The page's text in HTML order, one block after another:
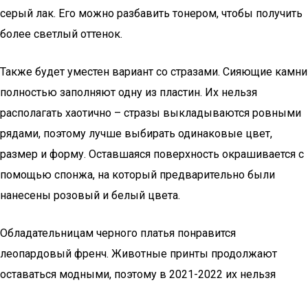
серый лак. Его можно разбавить тонером, чтобы получить
более светлый оттенок.
Также будет уместен вариант со стразами. Сияющие камни
полностью заполняют одну из пластин. Их нельзя
располагать хаотично – стразы выкладываются ровными
рядами, поэтому лучше выбирать одинаковые цвет,
размер и форму. Оставшаяся поверхность окрашивается с
помощью спонжа, на который предварительно были
нанесены розовый и белый цвета.
Обладательницам черного платья понравится
леопардовый френч. Животные принты продолжают
оставаться модными, поэтому в 2021-2022 их нельзя